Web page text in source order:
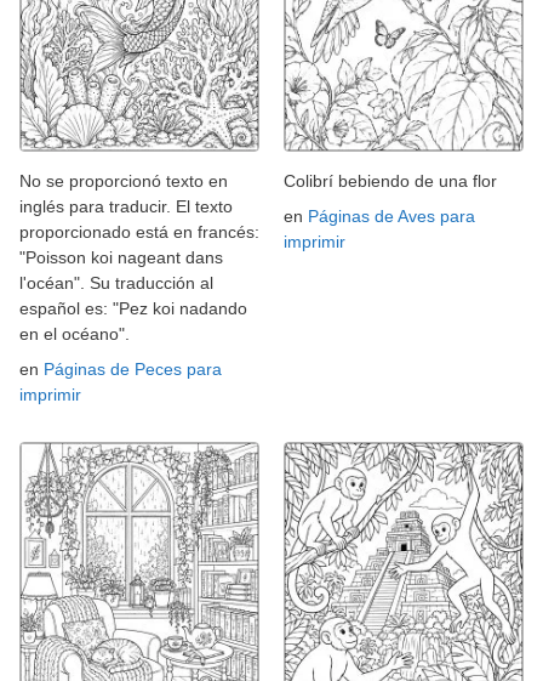
No se proporcionó texto en
inglés para traducir. El texto
proporcionado está en francés:
"Poisson koi nageant dans
l'océan". Su traducción al
español es: "Pez koi nadando
en el océano".
en Páginas de Peces para
imprimir
Colibrí bebiendo de una flor
en Páginas de Aves para
imprimir